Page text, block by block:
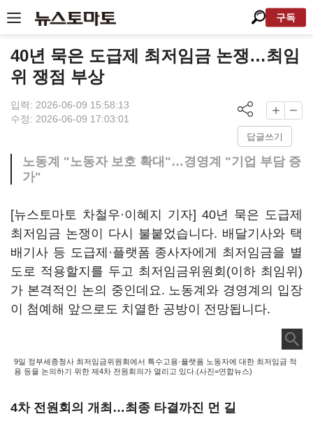
구독
40년 묵은 도급제 최저임금 논쟁…최임
위 쟁점 부상
입력: 2026-06-09 15:58:13
수정: 2026-06-09 17:03:01
답글쓰기
노동계 "노동자 보호 확대"…경영계 "기업 부담 증
가"
[뉴스토마토 차철우·이혜지 기자] 40년 묵은 도급제
최저임금 논쟁이 다시 불붙었습니다. 배달기사와 택
배기사 등 도급제·플랫폼 종사자에게 최저임금을 별
도로 적용할지를 두고 최저임금위원회(이하 최임위)
가 본격적인 논의 중인데요. 노동계와 경영계의 입장
이 첨예해 앞으로도 치열한 공방이 전망됩니다.
9일 정부세종청사 최저임금위원회에서 특수고용·플랫폼 노동자에 대한 최저임금 적
용 등을 논의하기 위한 제4차 전원회의가 열리고 있다.(사진=연합뉴스)
4차 전원회의 개최…최종 타결까진 먼 길